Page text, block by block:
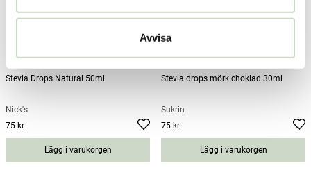
Avvisa
Stevia Drops Natural 50ml
Nick's
Pris
75 kr
Lägg i varukorgen
Stevia drops mörk choklad 30ml
Sukrin
Pris
75 kr
Lägg i varukorgen